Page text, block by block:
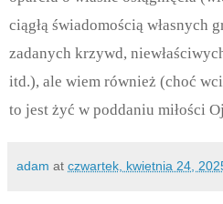
ciągłą świadomością własnych
zadanych krzywd,
itd.), ale wiem również (choć
to jest żyć w poddaniu miłości
adam at czwartek, kwietnia 24,